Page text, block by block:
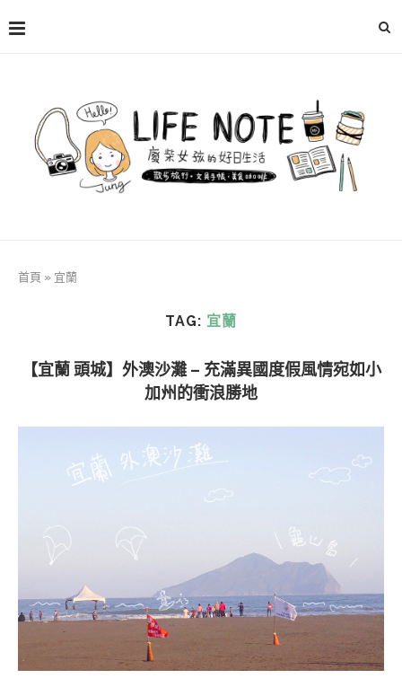
首頁 » 宜蘭
TAG: 宜蘭
【宜蘭 頭城】外澳沙灘 – 充滿異國度假風情宛如小
加州的衝浪勝地